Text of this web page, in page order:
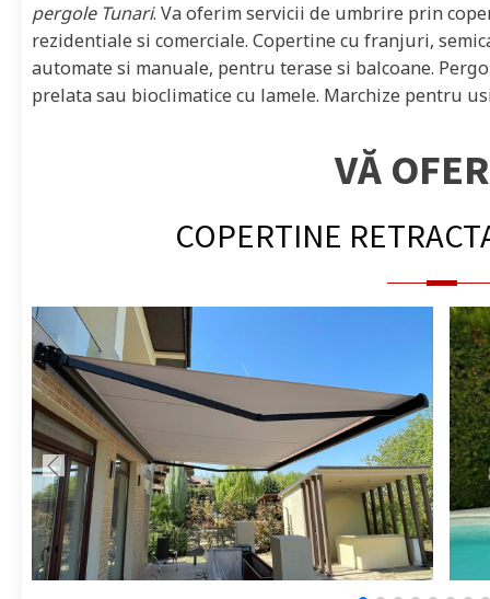
pergole Tunari. Va oferim servicii de umbrire prin
rezidentiale si comerciale. Copertine cu franjuri,
automate si manuale, pentru terase si balcoane.
prelata sau bioclimatice cu lamele. Marchize pentru
VĂ
COPERTINE